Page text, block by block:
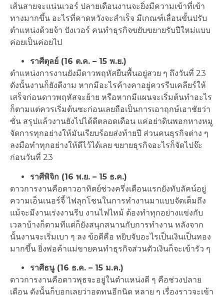
เส้นสายจะแน่นเวอร์ ปลายเดือนงานจะยิ่งมีความเข้าที่เข้า
ทางมากขึ้น อะไรที่คาดหวังจะสำเร็จ มีเกณฑ์เลื่อนขั้นปรับ
ตำแหน่งด้วยจ้า ปังเวอร์ คนทำธุรกิจขยับขยายรับปีใหม่แบบ
ค่อยเป็นค่อยไป
ราศีตุลย์ (16 ต.ค. – 15 พ.ย.)
ตำแหน่งการงานยังมีดาวพฤหัสยืนพื้นอยู่สวย ๆ ถึงวันที่ 23
ดังนั้นงานก็ยังดีงาม หากมีอะไรค้างคาอยู่ควรรีบเคลียร์ให้
เสร็จก่อนดาวพฤหัสจะย้าย หรือหากมีแผนจะเริ่มต้นทำอะไร
ก็ตามแต่ควรเริ่มต้นซะก่อนเลยถือเป็นการเอาฤกษ์เอาชัยว่า
ซั่น สรุปแล้วงานยังไปได้ดีตลอดเดือน แค่อย่าดินพอกหางหมู
จัดการทุกอย่างให้มันเรียบร้อยส่งท้ายปี ส่วนคนธุรกิจต่าง ๆ
ลงมือทำทุกอย่างให้ดีไว้ได้เลย ขยายธุรกิจอะไรก็จัดไปจ๊ะ
ก่อนวันที่ 23
ราศีพิจิก (16 พ.ย. – 15 ธ.ค.)
ดาวการงานคือดาวอาทิตย์ช่วงครึ่งเดือนแรกยังทับลัคน์อยู่
ความเอ็นเนอร์จี้ ไฟลุกโชนในการทำงานมาแบบจัดเต็มถึง
แม้จะมีงานเร่งงานรีบ งานไฟไหม้ ต้องทำทุกอย่างแข่งกับ
เวลาบ้างก็ตามทีแต่ก็ยังสนุกสนานกับการทำงาน หลังจาก
นั้นงานจะเริ่มเบา ๆ ลง ข้อดีคือ หยิบจับอะไรเป็นเงินเป็นทอง
มากขึ้น ยิ่งพ่อค้าแม่ขายคนทำธุรกิจส่วนตัวเงินก็จะเข้ารัว ๆ
ราศีธนู (16 ธ.ค. – 15 ม.ค.)
ดาวการงานคือดาวพุธจะอยู่ในตำแหน่งดี ๆ คือช่วงปลาย
เดือน ดังนั้นก็บอกเลยว่าอดทนอีกนิด หลาย ๆ เรื่องราวจะเข้า